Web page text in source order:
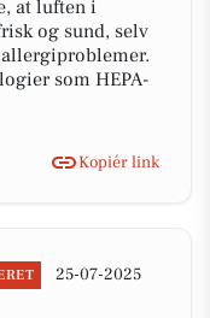
at luften i
og sund, selv
som HEPA-
Kopiér link
25-07-2025